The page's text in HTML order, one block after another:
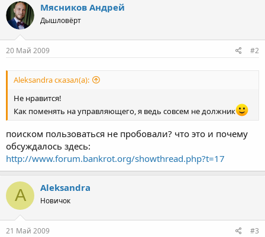
Мясников Андрей
Дышловёрт
20 Май 2009 #2
Aleksandra сказал(а):
Не нравится!
Как поменять на управляющего, я ведь совсем не должник
поиском пользоваться не пробовали? что это и почему
обсуждалось здесь:
http://www.forum.bankrot.org/showthread.php?t=17
A Aleksandra
Новичок
21 Май 2009 #3